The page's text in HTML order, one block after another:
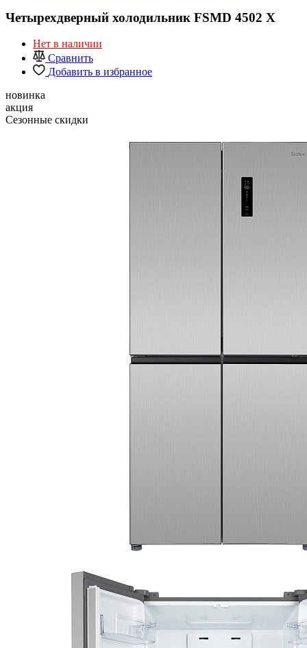
Четырехдверный холодильник FSMD 4502 X
Нет в наличии
Сравнить
Добавить в избранное
новинка
акция
Сезонные скидки